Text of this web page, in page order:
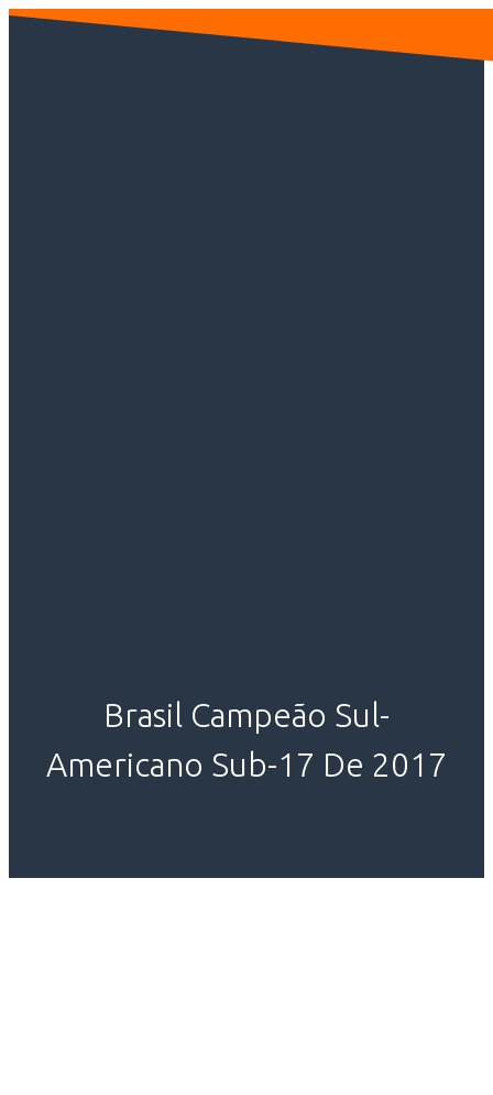
Brasil Campeão Sul-
Americano Sub-17 De 2017